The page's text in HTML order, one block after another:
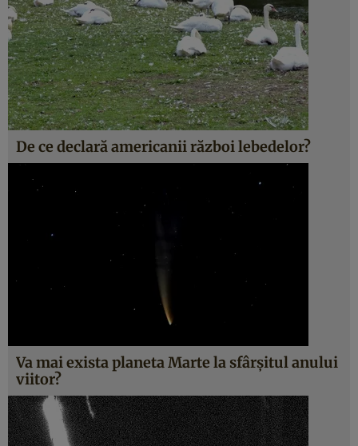
De ce declară americanii război lebedelor?
Va mai exista planeta Marte la sfârşitul anului
viitor?